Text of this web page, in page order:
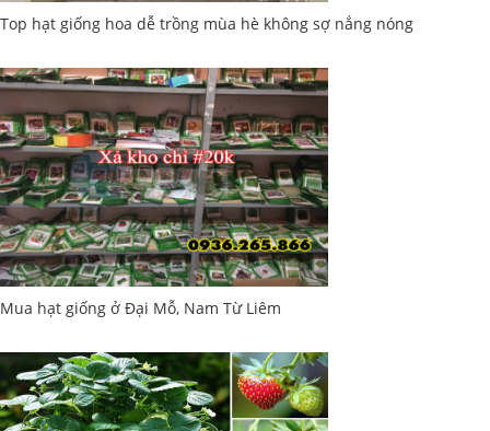
Top hạt giống hoa dễ trồng mùa hè không sợ nắng nóng
Mua hạt giống ở Đại Mỗ, Nam Từ Liêm